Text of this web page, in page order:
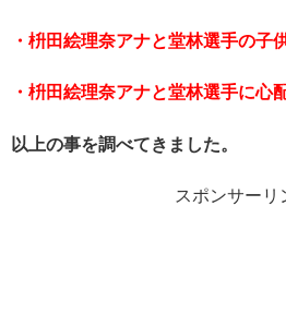
・枡田絵理奈アナと堂林選手の子
・枡田絵理奈アナと堂林選手に心
以上の事を調べてきました。
スポンサーリ